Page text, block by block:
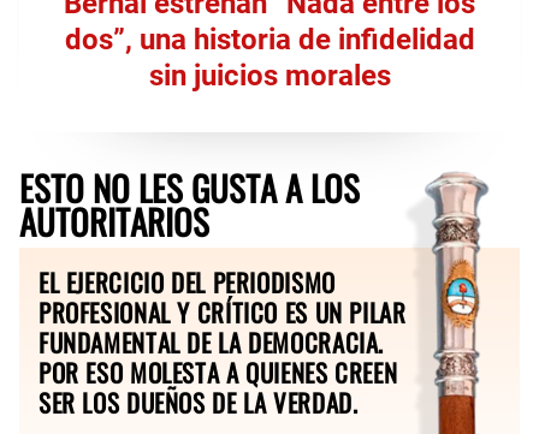
dos”, una historia de infidelidad
sin juicios morales
ESTO NO LES GUSTA A LOS
AUTORITARIOS
EL EJERCICIO DEL PERIODISMO
PROFESIONAL Y CRÍTICO ES UN PILAR
FUNDAMENTAL DE LA DEMOCRACIA.
POR ESO MOLESTA A QUIENES CREEN
SER LOS DUEÑOS DE LA VERDAD.